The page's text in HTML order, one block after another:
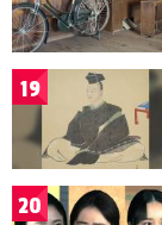
19
20